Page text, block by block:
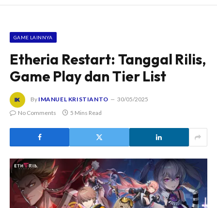
GAME LAINNYA
Etheria Restart: Tanggal Rilis,
Game Play dan Tier List
By IMANUEL KRISTIANTO
30/05/2025
No Comments
5 Mins Read